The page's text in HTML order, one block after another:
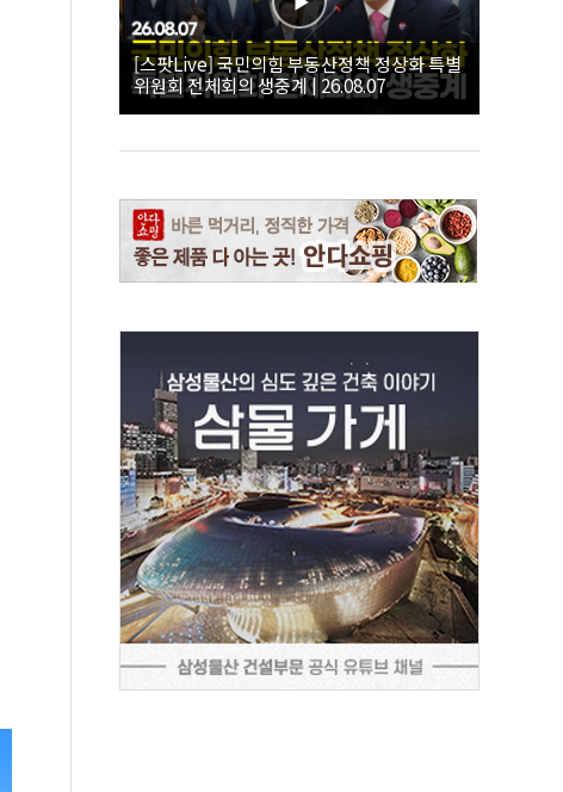
[스팟Live] 국민의힘 부동산정책 정상화 특별
위원회 전체회의 생중계 | 26.08.07